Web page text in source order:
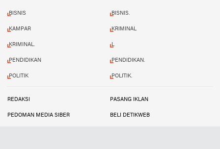
BISNIS BISNIS.
KAMPAR KRIMINAL
KRIMINAL. L
PENDIDIKAN PENDIDIKAN.
POLITIK POLITIK.
REDAKSI PASANG IKLAN
PEDOMAN MEDIA SIBER BELI DETIKWEB